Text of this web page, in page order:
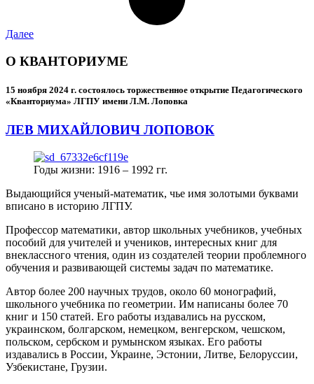
Далее
О КВАНТОРИУМЕ
15 ноября 2024 г. состоялось торжественное открытие Педагогического
«Кванториума» ЛГПУ имени Л.М. Лоповка
ЛЕВ МИХАЙЛОВИЧ ЛОПОВОК
Годы жизни: 1916 – 1992 гг.
Выдающийся ученый-математик, чье имя золотыми буквами
вписано в историю ЛГПУ.
Профессор математики, автор школьных учебников, учебных
пособий для учителей и учеников, интересных книг для
внеклассного чтения, один из создателей теории проблемного
обучения и развивающей системы задач по математике.
Автор более 200 научных трудов, около 60 монографий,
школьного учебника по геометрии. Им написаны более 70
книг и 150 статей. Его работы издавались на русском,
украинском, болгарском, немецком, венгерском, чешском,
польском, сербском и румынском языках. Его работы
издавались в России, Украине, Эстонии, Литве, Белоруссии,
Узбекистане, Грузии.